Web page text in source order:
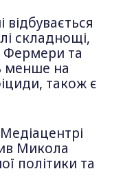
відбувається
складнощі,
Фермери та
менше на
також є
Микола
політики та